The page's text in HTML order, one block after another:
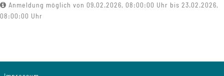
Anmeldung möglich von 09.02.2026, 08:00:00 Uhr bis 23.02.2026,
08:00:00 Uhr